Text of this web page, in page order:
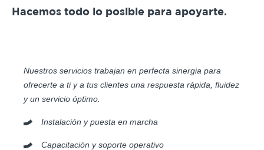
Hacemos todo lo posible para apoyarte.
Nuestros servicios trabajan en perfecta sinergia para
ofrecerte a ti y a tus clientes una respuesta rápida, fluidez
y un servicio óptimo.
Instalación y puesta en marcha
Capacitación y soporte operativo